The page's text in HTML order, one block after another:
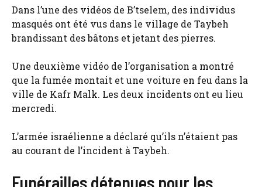
Dans l’une des vidéos de B’tselem, des individus
masqués ont été vus dans le village de Taybeh
brandissant des bâtons et jetant des pierres.
Une deuxième vidéo de l’organisation a montré
que la fumée montait et une voiture en feu dans la
ville de Kafr Malk. Les deux incidents ont eu lieu
mercredi.
L’armée israélienne a déclaré qu’ils n’étaient pas
au courant de l’incident à Taybeh.
Funérailles détenues pour les